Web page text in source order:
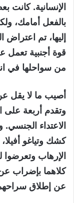
الإنسانية.
بالفعل أمامك،
إليها، تم
من سواحلها في
وتقدم أربعة على
الاعتداء
كشك وتياغو
الإرهاب وتعرضوا
كلاهما بإضراب
عن إطلاق